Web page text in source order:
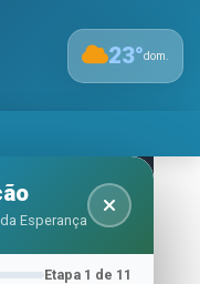
23°dom.
Esperança
Etapa 1 de 11
e